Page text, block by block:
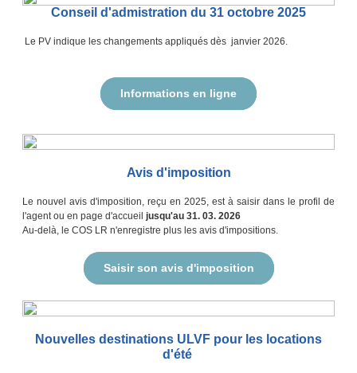
Conseil d'admistration du 31 octobre 2025
Le PV indique les changements appliqués dès janvier 2026.
Informations en ligne
Avis d'imposition
Le nouvel avis d'imposition, reçu en 2025, est à saisir dans le profil de
l'agent ou en page d'accueil jusqu'au 31. 03. 2026
Au-delà, le COS LR n'enregistre plus les avis d'impositions.
Saisir son avis d'imposition
Nouvelles destinations ULVF pour les locations
d'été